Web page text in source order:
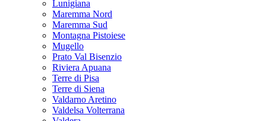
Lunigiana
Maremma Nord
Maremma Sud
Montagna Pistoiese
Mugello
Prato Val Bisenzio
Riviera Apuana
Terre di Pisa
Terre di Siena
Valdarno Aretino
Valdelsa Volterrana